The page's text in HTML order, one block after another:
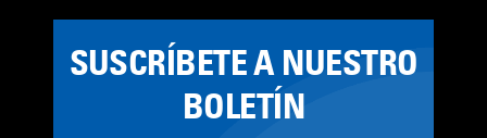
SUSCRÍBETE A NUESTRO
BOLETÍN